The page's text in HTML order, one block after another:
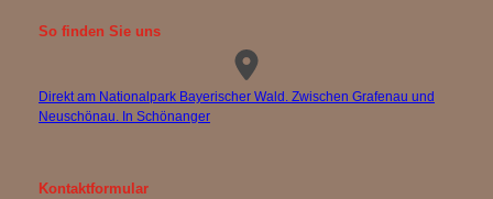
So finden Sie uns
Direkt am Nationalpark Bayerischer Wald. Zwischen Grafenau und
Neuschönau. In Schönanger
Kontaktformular